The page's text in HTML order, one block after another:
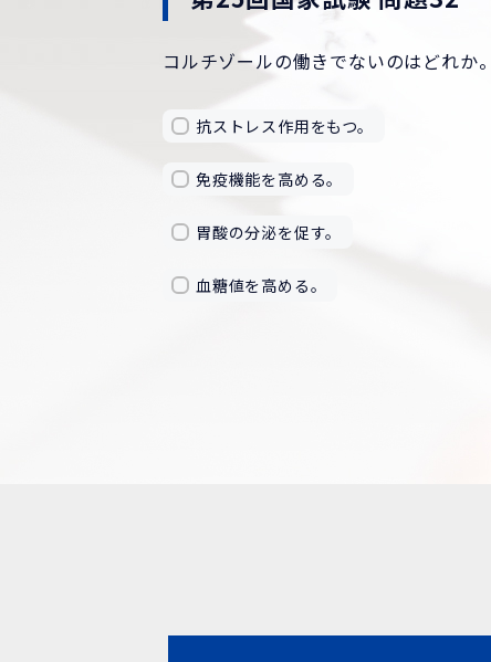
コルチゾールの働きでないのはどれか。
抗ストレス作用をもつ。
免疫機能を高める。
胃酸の分泌を促す。
血糖値を高める。